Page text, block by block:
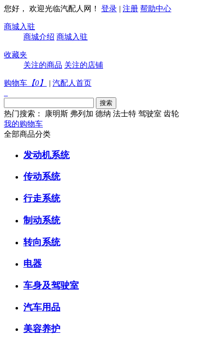
您好， 欢迎光临汽配人网！ 登录 | 注册 帮助中心
商城入驻
商城介绍 商城入驻
收藏夹
关注的商品 关注的店铺
购物车 【0 】 | 汽配人首页
热门搜索： 康明斯 弗列加 德纳 法士特 驾驶室 齿轮
我的购物车
全部商品分类
发动机系统
传动系统
行走系统
制动系统
转向系统
电器
车身及驾驶室
汽车用品
美容养护